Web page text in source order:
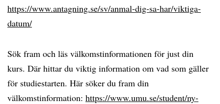
https://www.antagning.se/sv/anmal-dig-sa-har/viktiga-
datum/
Sök fram och läs välkomstinformationen för just din
kurs. Där hittar du viktig information om vad som gäller
för studiestarten. Här söker du fram din
välkomstinformation: https://www.umu.se/student/ny-